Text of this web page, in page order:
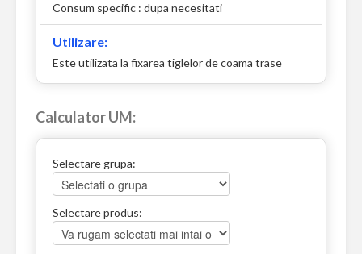
Consum specific : dupa necesitati
Utilizare:
Este utilizata la fixarea tiglelor de coama trase
Calculator UM:
Selectare grupa:
Selectare produs: